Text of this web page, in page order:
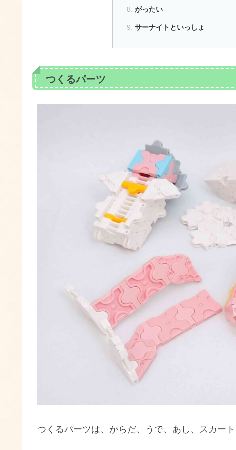
がったい
サーナイトといっしょ
つくるパーツ
つくるパーツは、からだ、うで、あし、スカー